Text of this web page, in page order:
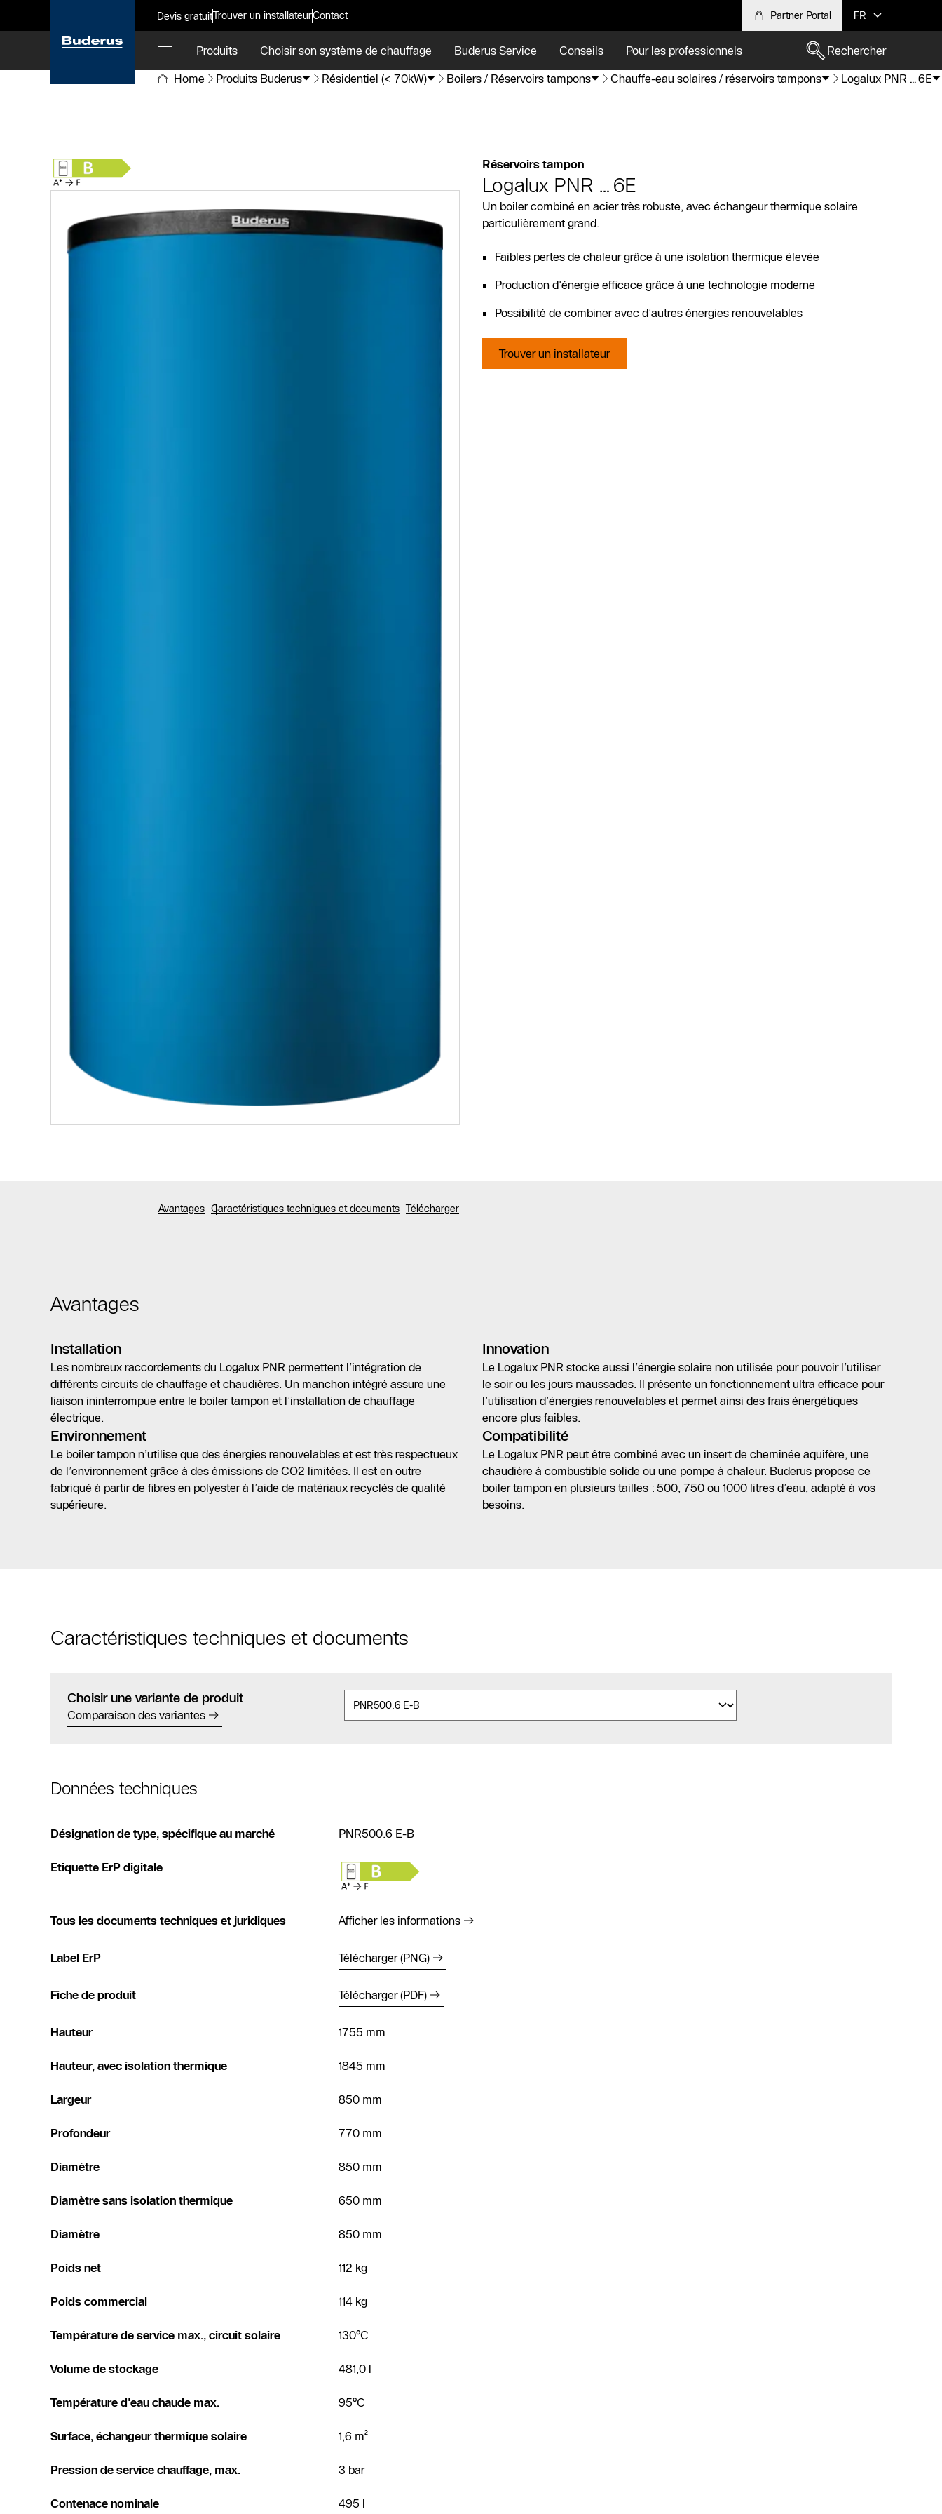
Devis gratuitTrouver un installateurContact Partner Portal FR
Produits Choisir son système de chauffage Buderus Service Conseils Pour les professionnels
Rechercher
Home
Produits Buderus Résidentiel (< 70kW) Boilers / Réservoirs tampons Chauffe-eau solaires / réservoirs tampons Logalux PNR…6E
Réservoirs tampon
Logalux PNR…6E
Un boiler combiné en acier très robuste, avec échangeur thermique solaire
particulièrement grand.
Faibles pertes de chaleur grâce à une isolation thermique élevée
Production d'énergie efficace grâce à une technologie moderne
Possibilité de combiner avec d’autres énergies renouvelables
Trouver un installateur
Avantages Caractéristiques techniques et documents Télécharger
Avantages
Installation
Les nombreux raccordements du Logalux PNR permettent l’intégration de
différents circuits de chauffage et chaudières. Un manchon intégré assure une
liaison ininterrompue entre le boiler tampon et l’installation de chauffage
électrique.
Environnement
Le boiler tampon n’utilise que des énergies renouvelables et est très respectueux
de l’environnement grâce à des émissions de CO2 limitées. Il est en outre
fabriqué à partir de fibres en polyester à l’aide de matériaux recyclés de qualité
supérieure.
Innovation
Le Logalux PNR stocke aussi l’énergie solaire non utilisée pour pouvoir l’utiliser
le soir ou les jours maussades. Il présente un fonctionnement ultra efficace pour
l’utilisation d’énergies renouvelables et permet ainsi des frais énergétiques
encore plus faibles.
Compatibilité
Le Logalux PNR peut être combiné avec un insert de cheminée aquifère, une
chaudière à combustible solide ou une pompe à chaleur. Buderus propose ce
boiler tampon en plusieurs tailles : 500, 750 ou 1000 litres d’eau, adapté à vos
besoins.
Caractéristiques techniques et documents
Choisir une variante de produit
Comparaison des variantes
Données techniques
Désignation de type, spécifique au marché PNR500.6 E-B
Etiquette ErP digitale
Tous les documents techniques et juridiques Afficher les informations
Label ErP Télécharger (PNG)
Fiche de produit Télécharger (PDF)
Hauteur 1755 mm
Hauteur, avec isolation thermique 1845 mm
Largeur 850 mm
Profondeur 770 mm
Diamètre 850 mm
Diamètre sans isolation thermique 650 mm
Diamètre 850 mm
Poids net 112 kg
Poids commercial 114 kg
Température de service max., circuit solaire 130°C
Volume de stockage 481,0 l
Température d'eau chaude max. 95°C
Surface, échangeur thermique solaire 1,6 m²
Pression de service chauffage, max. 3 bar
Contenace nominale 495 l